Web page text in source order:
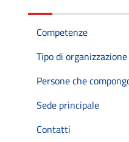
Competenze
Tipo di organizzazione
Persone che
Sede principale
Contatti